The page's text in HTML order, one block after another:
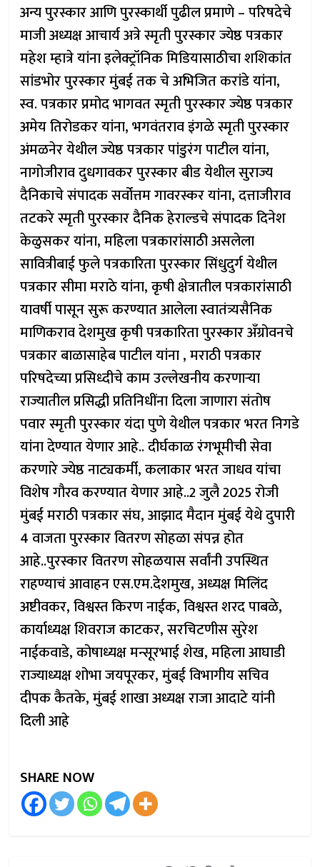
अन्य पुरस्कार आणि पुरस्कार्थी पुढील प्रमाणे – परिषदेचे
माजी अध्यक्ष आचार्य अत्रे स्मृती पुरस्कार ज्येष्ठ पत्रकार
महेश म्हात्रे यांना इलेक्ट्रॉनिक मिडियासाठीचा शशिकांत
सांडभोर पुरस्कार मुंबई तक चे अभिजित करांडे यांना,
स्व. पत्रकार प्रमोद भागवत स्मृती पुरस्कार ज्येष्ठ पत्रकार
अमेय तिरोडकर यांना, भगवंतराव इंगळे स्मृती पुरस्कार
अंमळनेर येथील ज्येष्ठ पत्रकार पांडुरंग पाटील यांना,
नागोजीराव दुधगावकर पुरस्कार बीड येथील सुराज्य
दैनिकाचे संपादक सर्वोत्तम गावरस्कर यांना, दत्ताजीराव
तटकरे स्मृती पुरस्कार दैनिक हेराल्डचे संपादक दिनेश
केळुसकर यांना, महिला पत्रकारांसाठी असलेला
सावित्रीबाई फुले पत्रकारिता पुरस्कार सिंधुदुर्ग येथील
पत्रकार सीमा मराठे यांना, कृषी क्षेत्रातील पत्रकारांसाठी
यावर्षी पासून सुरू करण्यात आलेला स्वातंत्र्यसैनिक
माणिकराव देशमुख कृषी पत्रकारिता पुरस्कार अँग्रोवनचे
पत्रकार बाळासाहेब पाटील यांना , मराठी पत्रकार
परिषदेच्या प्रसिध्दीचे काम उल्लेखनीय करणाऱ्या
राज्यातील प्रसिद्धी प्रतिनिधींना दिला जाणारा संतोष
पवार स्मृती पुरस्कार यंदा पुणे येथील पत्रकार भरत निगडे
यांना देण्यात येणार आहे.. दीर्घकाळ रंगभूमीची सेवा
करणारे ज्येष्ठ नाट्यकर्मी, कलाकार भरत जाधव यांचा
विशेष गौरव करण्यात येणार आहे..2 जुलै 2025 रोजी
मुंबई मराठी पत्रकार संघ, आझाद मैदान मुंबई येथे दुपारी
4 वाजता पुरस्कार वितरण सोहळा संपन्न होत
आहे..पुरस्कार वितरण सोहळयास सर्वांनी उपस्थित
राहण्याचं आवाहन एस.एम.देशमुख, अध्यक्ष मिलिंद
अष्टीवकर, विश्वस्त किरण नाईक, विश्वस्त शरद पाबळे,
कार्याध्यक्ष शिवराज काटकर, सरचिटणीस सुरेश
नाईकवाडे, कोषाध्यक्ष मन्सूरभाई शेख, महिला आघाडी
राज्याध्यक्ष शोभा जयपूरकर, मुंबई विभागीय सचिव
दीपक कैतके, मुंबई शाखा अध्यक्ष राजा आदाटे यांनी
दिली आहे
SHARE NOW